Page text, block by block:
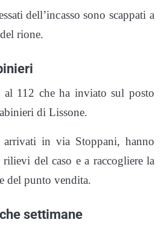
dell’incasso sono scappati a
rione.
al 112 che ha inviato sul posto
di Lissone.
in via Stoppani, hanno
del caso e a raccogliere la
del punto vendita.
settimane